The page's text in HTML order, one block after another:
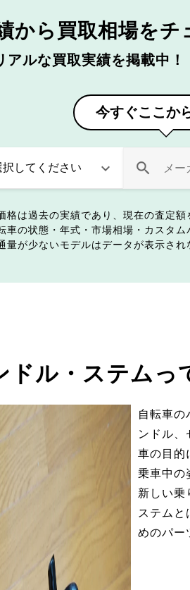
から 買取相場をチ
アルな買取実績を掲載中！
今すぐここか
格は過去の実績であり、現在の査定額
車の状態・年式・市場相場・カスタ
量が少ないモデルはデータが表示され
ドル・ステムっ
自転車の
ンドル、
車の目的
乗車中の
新しい乗
ステムと
めのパー